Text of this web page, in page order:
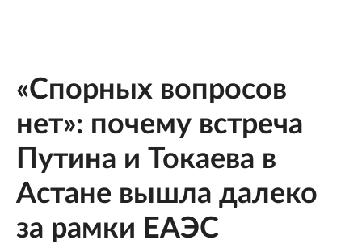
«Спорных вопросов
нет»: почему встреча
Путина и Токаева в
Астане вышла далеко
за рамки ЕАЭС